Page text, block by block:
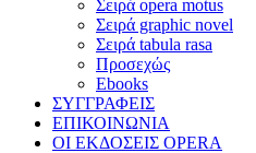
Σειρά opera motus
Σειρά graphic novel
Σειρά tabula rasa
Προσεχώς
Ebooks
ΣΥΓΓΡΑΦΕΙΣ
ΕΠΙΚΟΙΝΩΝΙΑ
ΟΙ ΕΚΔΟΣΕΙΣ OPERA